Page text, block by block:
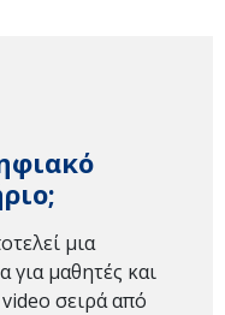
μια
μαθητές και
σειρά από